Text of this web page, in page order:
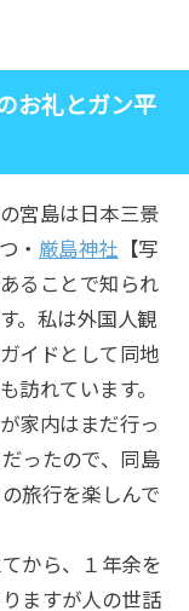
お礼とガン平
宮島は日本三景
・ 厳島神社 【写
ることで知られ
。私は外国人観
イドとして同地
訪れています。
家内はまだ行っ
ったので、同島
旅行を楽しんで
から、１年余を
ますが人の世話